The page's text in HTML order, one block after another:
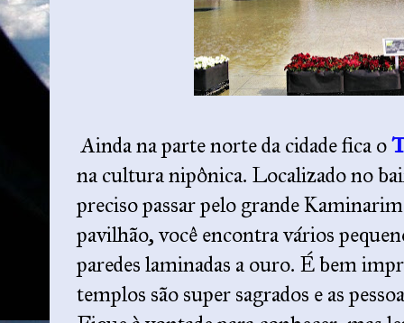
Ainda na parte norte da cidade fica o
na cultura nipônica. Localizado no
preciso passar pelo grande
pavilhão, você encontra vários
paredes laminadas a ouro. É bem
templos são super sagrados e as